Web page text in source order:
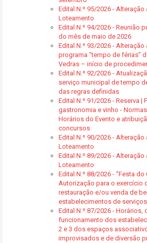
Edital N.º 95/2026 - Alteração
Loteamento
Edital N.º 94/2026 - Reunião
do mês de maio de 2026
Edital N.º 93/2026 -
programa “tempo de férias”
Vedras – início de
Edital N.º 92/2026 -
serviço municipal de tempo
das regras definidas
Edital N.º 91/2026 - Reserva |
gastronomia e vinho -
Horários do Evento e
concursos
Edital N.º 90/2026 - Alteração
Loteamento
Edital N.º 89/2026 - Alteração
Loteamento
Edital N.º 88/2026 - “Festa do
Autorização para o exercício
restauração e/ou venda de
estabelecimentos de
Edital N.º 87/2026 - Horários,
funcionamento dos
2 e 3 dos espaços
improvisados e de diversão